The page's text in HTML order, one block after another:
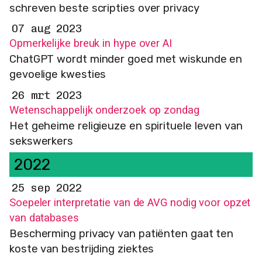
schreven beste scripties over privacy
07 aug 2023
Opmerkelijke breuk in hype over AI
ChatGPT wordt minder goed met wiskunde en
gevoelige kwesties
26 mrt 2023
Wetenschappelijk onderzoek op zondag
Het geheime religieuze en spirituele leven van
sekswerkers
2022
25 sep 2022
Soepeler interpretatie van de AVG nodig voor opzet
van databases
Bescherming privacy van patiënten gaat ten
koste van bestrijding ziektes